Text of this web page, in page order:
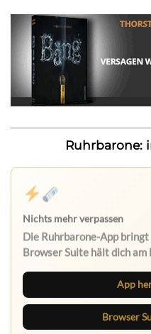
Ruhrbarone:
Nichts mehr verpassen
Die Ruhrbarone-App
Browser Suite hält dich am
App
Browser